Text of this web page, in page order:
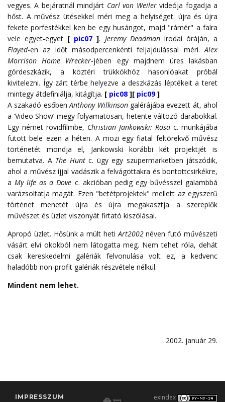
vegyes. A bejáratnál mindjárt Carl von Weilervideója fogadja a
hőst. A művész ütésekkel méri meg a helyiséget: újra és újra
fekete porfestékkel ken be egy husángot, majd "rámér" a falra
vele egyet-egyet [ pic07 ]. Jeremy Deadmanirodai óráján, a
Flayed-en az időt másodpercenkénti feljajdulással méri.Alex
Morrison Home Wrecker-jében egy majdnem üres lakásban
gördeszkázik, a köztéri trükkökhöz hasonlóakat próbál
kivitelezni. Így zárt térbe helyezve a deszkázás léptékeit a teret
mintegy átdefiniálja, kitágítja. [ pic08 ][ pic09]
A szakadó esőbenAnthony Wilkinsongalérájába evezett át, ahol
a ‘Video Show’ megy folyamatosan, hetente változó darabokkal.
Egy német rövidfilmbe, Christian Jankowski: Rosa c. munkájába
futott bele ezen a héten. A mozi egy fiatal feltörekvő művész
történetét mondja el, Jankowski korábbi két projektjét is
bemutatva. A The Huntc. ügy egy szupermarketben játszódik,
ahol a művész íjjal vadászik a felvágottakra és bontottcsirkékre,
aMy life as a Dove c. akcióban pedig egy bűvésszel galambbá
varázsoltatja magát. Ezen "betétprojektek" mellett az egyszerű
történet menetét újra és újra megakasztja a szereplők
művészet és üzlet viszonyát firtató kiszólásai.
Apropó üzlet. Hősünk a múlt hetiArt2002néven futó művészeti
vásárt elvi okokból nem látogatta meg. Nem tehet róla, dehát
csak kereskedelmi galériák felvonulása volt ez, a kedvenc
haladóbb non-profit galériák részvétele nélkül.
Mindent nem lehet.
2002. január 29.
IMPRESSZUM exindex